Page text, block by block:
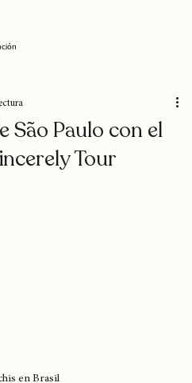
Paulo con el
Tour